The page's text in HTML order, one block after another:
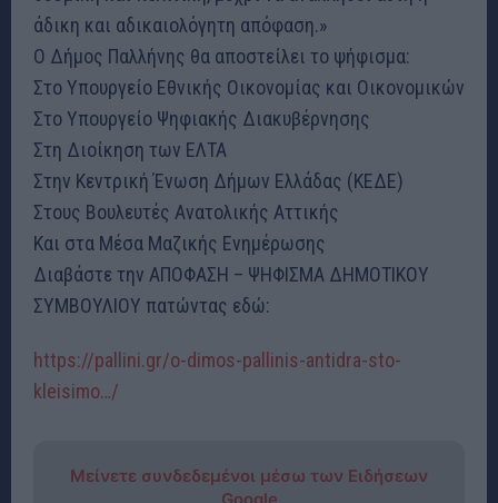
άδικη και αδικαιολόγητη απόφαση.»
Ο Δήμος Παλλήνης θα αποστείλει το ψήφισμα:
Στο Υπουργείο Εθνικής Οικονομίας και Οικονομικών
Στο Υπουργείο Ψηφιακής Διακυβέρνησης
Στη Διοίκηση των ΕΛΤΑ
Στην Κεντρική Ένωση Δήμων Ελλάδας (ΚΕΔΕ)
Στους Βουλευτές Ανατολικής Αττικής
Και στα Μέσα Μαζικής Ενημέρωσης
Διαβάστε την ΑΠΟΦΑΣΗ – ΨΗΦΙΣΜΑ ΔΗΜΟΤΙΚΟΥ
ΣΥΜΒΟΥΛΙΟΥ πατώντας εδώ:
https://pallini.gr/o-dimos-pallinis-antidra-sto-
kleisimo…/
Μείνετε συνδεδεμένοι μέσω των Ειδήσεων